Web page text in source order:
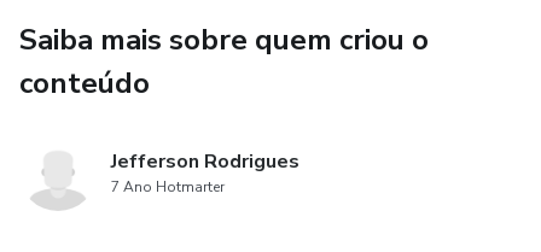
Saiba mais sobre quem criou o
conteúdo
Jefferson Rodrigues
7 Ano Hotmarter